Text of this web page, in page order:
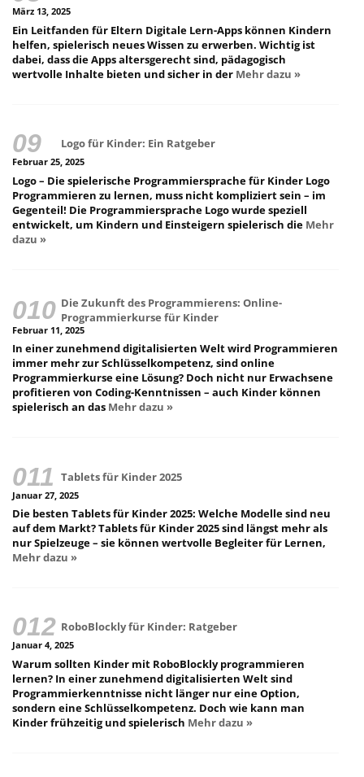
März 13, 2025
Ein Leitfanden für Eltern Digitale Lern-Apps können Kindern
helfen, spielerisch neues Wissen zu erwerben. Wichtig ist
dabei, dass die Apps altersgerecht sind, pädagogisch
wertvolle Inhalte bieten und sicher in der Mehr dazu »
Logo für Kinder: Ein Ratgeber
Februar 25, 2025
Logo – Die spielerische Programmiersprache für Kinder Logo
Programmieren zu lernen, muss nicht kompliziert sein – im
Gegenteil! Die Programmiersprache Logo wurde speziell
entwickelt, um Kindern und Einsteigern spielerisch die Mehr
dazu »
Die Zukunft des Programmierens: Online-
Programmierkurse für Kinder
Februar 11, 2025
In einer zunehmend digitalisierten Welt wird Programmieren
immer mehr zur Schlüsselkompetenz, sind online
Programmierkurse eine Lösung? Doch nicht nur Erwachsene
profitieren von Coding-Kenntnissen – auch Kinder können
spielerisch an das Mehr dazu »
Tablets für Kinder 2025
Januar 27, 2025
Die besten Tablets für Kinder 2025: Welche Modelle sind neu
auf dem Markt? Tablets für Kinder 2025 sind längst mehr als
nur Spielzeuge – sie können wertvolle Begleiter für Lernen,
Mehr dazu »
RoboBlockly für Kinder: Ratgeber
Januar 4, 2025
Warum sollten Kinder mit RoboBlockly programmieren
lernen? In einer zunehmend digitalisierten Welt sind
Programmierkenntnisse nicht länger nur eine Option,
sondern eine Schlüsselkompetenz. Doch wie kann man
Kinder frühzeitig und spielerisch Mehr dazu »